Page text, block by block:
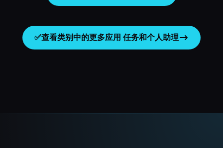
✅查看类别中的更多应用 任务和个人助理